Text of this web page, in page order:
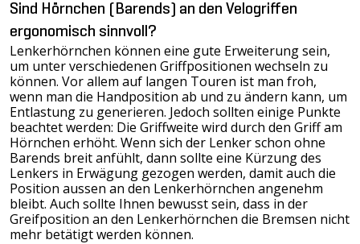
Sind Hörnchen (Barends) an den Velogriffen
ergonomisch sinnvoll?
Lenkerhörnchen können eine gute Erweiterung sein,
um unter verschiedenen Griffpositionen wechseln zu
können. Vor allem auf langen Touren ist man froh,
wenn man die Handposition ab und zu ändern kann, um
Entlastung zu generieren. Jedoch sollten einige Punkte
beachtet werden: Die Griffweite wird durch den Griff am
Hörnchen erhöht. Wenn sich der Lenker schon ohne
Barends breit anfühlt, dann sollte eine Kürzung des
Lenkers in Erwägung gezogen werden, damit auch die
Position aussen an den Lenkerhörnchen angenehm
bleibt. Auch sollte Ihnen bewusst sein, dass in der
Greifposition an den Lenkerhörnchen die Bremsen nicht
mehr betätigt werden können.